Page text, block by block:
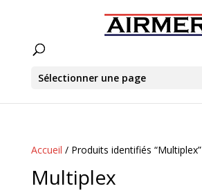
Sélectionner une page
Accueil / Produits identifiés “Multiplex”
Multiplex